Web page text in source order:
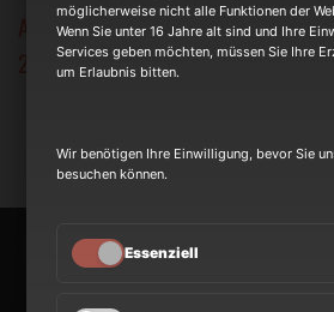
Aschaffenburg Colos-Saal
27.01.24
möglicherweise nicht alle Funktionen der
Wenn Sie unter 16 Jahre alt sind und Ihre
Services geben möchten, müssen Sie Ihre
um Erlaubnis bitten.
Wir benötigen Ihre Einwilligung, bevor Sie
besuchen können.
Essenziell